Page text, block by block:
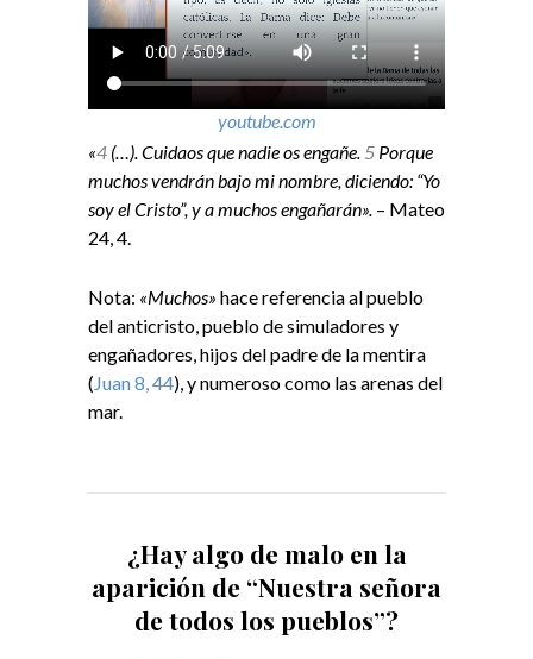
youtube.com
«4 (…). Cuidaos que nadie os engañe. 5 Porque
muchos vendrán bajo mi nombre, diciendo: “Yo
soy el Cristo”, y a muchos engañarán». – Mateo
24, 4.
Nota: «Muchos» hace referencia al pueblo
del anticristo, pueblo de simuladores y
engañadores, hijos del padre de la mentira
(Juan 8, 44), y numeroso como las arenas del
mar.
¿Hay algo de malo en la
aparición de “Nuestra señora
de todos los pueblos”?